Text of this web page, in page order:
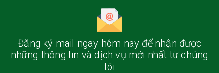
Đăng ký mail ngay hôm nay để nhận được
những thông tin và dịch vụ mới nhất từ chúng
tôi